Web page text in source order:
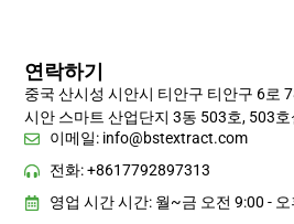
연락하기
중국 산시성 시안시 티안구 티안구 6로
시안 스마트 산업단지 3동 503호, 503호
이메일: info@bstextract.com
전화: +8617792897313
영업 시간 시간: 월~금 오전 9:00 - 오